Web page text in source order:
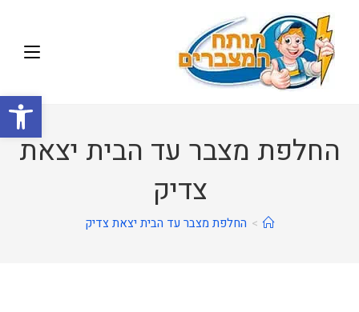
החלפת מצבר עד הבית יצאת
צדיק
> החלפת מצבר עד הבית יצאת צדיק